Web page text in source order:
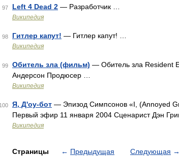
97 Left 4 Dead 2 — Разработчик …
Википедия
98 Гитлер капут! — Гитлер капут! …
Википедия
99 Обитель зла (фильм) — Обитель зла Resident
Андерсон Продюсер …
Википедия
100 Я, Д'оу-бот — Эпизод Симпсонов «I, (Annoyed
Первый эфир 11 января 2004 Сценарист Дэн
Википедия
Страницы ← Предыдущая Следующая →